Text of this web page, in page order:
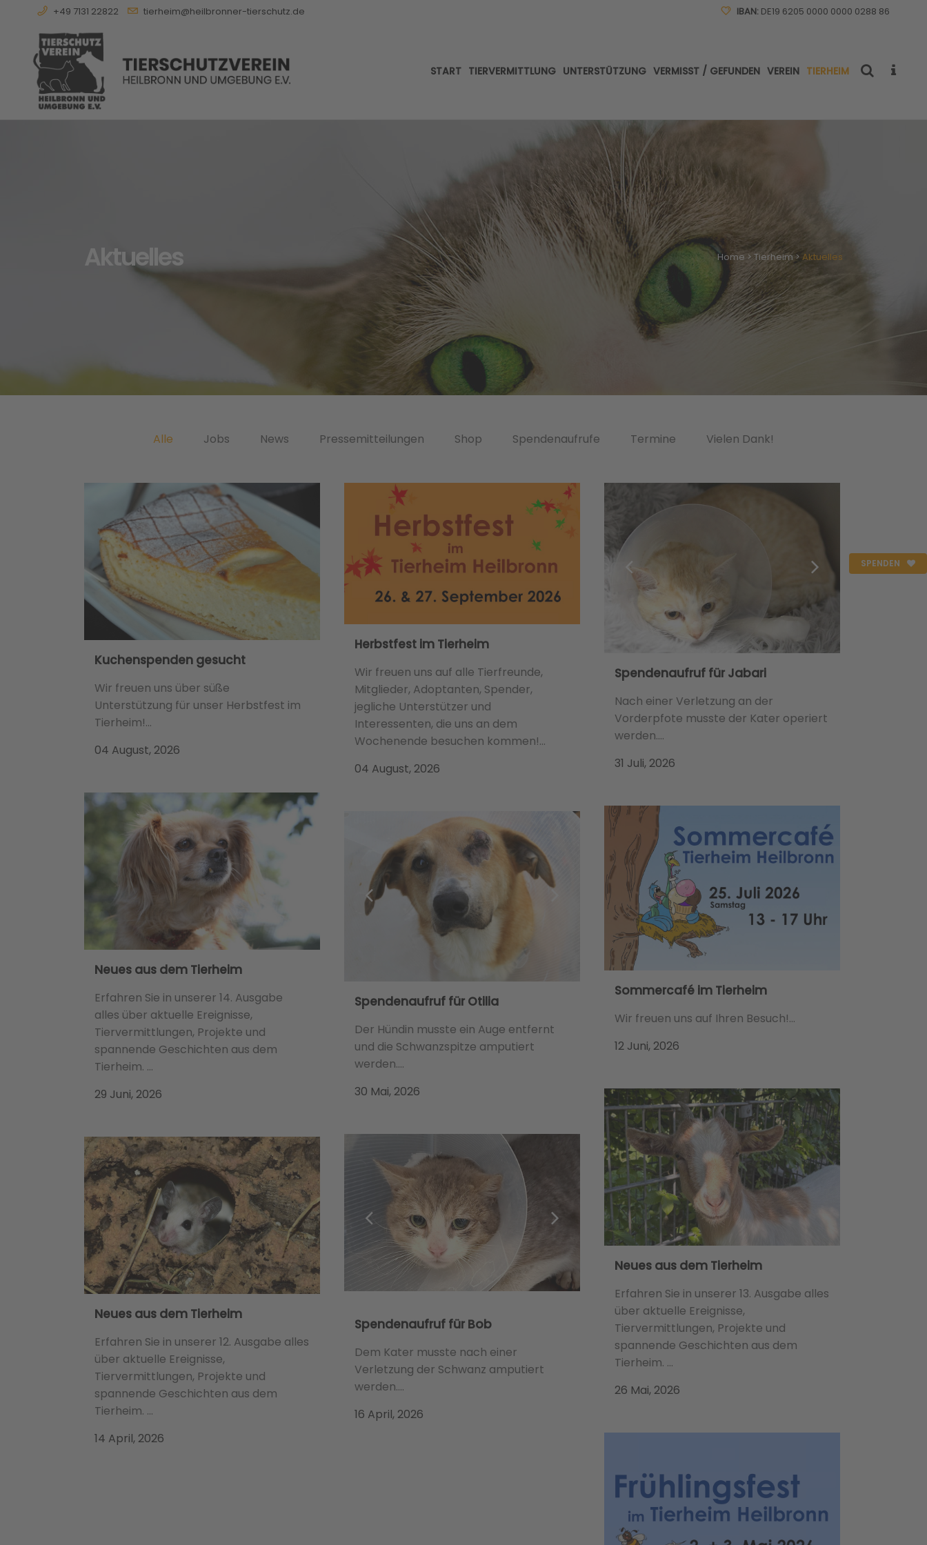
+49 7131 22822 tierheim@heilbronner-tierschutz.de IBAN: DE19 6205 0000 0000 0288 86
START TIERVERMITTLUNG UNTERSTÜTZUNG VERMISST / GEFUNDEN VEREIN TIERHEIM
SPENDEN
Aktuelles Home > Tierheim> Aktuelles
Alle Jobs News Pressemitteilungen Shop Spendenaufrufe Termine Vielen Dank!
Kuchenspenden gesucht
Wir freuen uns über süße
Unterstützung für unser Herbstfest im
Tierheim!...
04 August, 2026
Herbstfest im Tierheim
Wir freuen uns auf alle Tierfreunde,
Mitglieder, Adoptanten, Spender,
jegliche Unterstützer und
Interessenten, die uns an dem
Wochenende besuchen kommen!...
04 August, 2026
Spendenaufruf für Jabari
Nach einer Verletzung an der
Vorderpfote musste der Kater operiert
werden....
31 Juli, 2026
Neues aus dem Tierheim
Erfahren Sie in unserer 14. Ausgabe
alles über aktuelle Ereignisse,
Tiervermittlungen, Projekte und
spannende Geschichten aus dem
Tierheim. ...
29 Juni, 2026
Sommercafé im Tierheim
Wir freuen uns auf Ihren Besuch!...
12 Juni, 2026
Spendenaufruf für Otilia
Der Hündin musste ein Auge entfernt
und die Schwanzspitze amputiert
werden....
30 Mai, 2026
Neues aus dem Tierheim
Erfahren Sie in unserer 13. Ausgabe alles
über aktuelle Ereignisse,
Tiervermittlungen, Projekte und
spannende Geschichten aus dem
Tierheim. ...
26 Mai, 2026
Spendenaufruf für Bob
Dem Kater musste nach einer
Verletzung der Schwanz amputiert
werden....
16 April, 2026
Neues aus dem Tierheim
Erfahren Sie in unserer 12. Ausgabe alles
über aktuelle Ereignisse,
Tiervermittlungen, Projekte und
spannende Geschichten aus dem
Tierheim. ...
14 April, 2026